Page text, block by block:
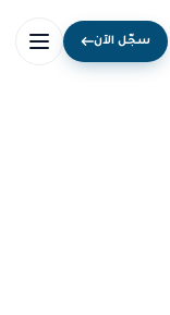
سجّل الآن